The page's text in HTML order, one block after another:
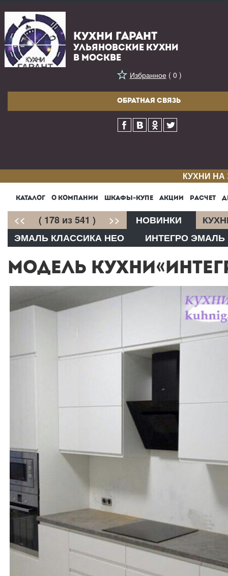
КУХНИ ГАРАНТ
УЛЬЯНОВСКИЕ КУХНИ
В МОСКВЕ
Избранное( 0 )
ОБРАТНАЯ СВЯЗЬ
КУХНИ
КАТАЛОГ О КОМПАНИИ ШКАФЫ-КУПЕ АКЦИИ РАСЧЕТ
<< ( 178 из 541 ) >> НОВИНКИ
ЭМАЛЬ КЛАССИКА НЕО
ИНТЕГРО ЭМАЛЬ
МОДЕЛЬ